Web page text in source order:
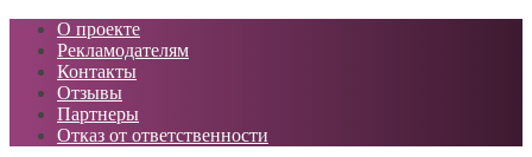
О проекте
Рекламодателям
Контакты
Отзывы
Партнеры
Отказ от ответственности